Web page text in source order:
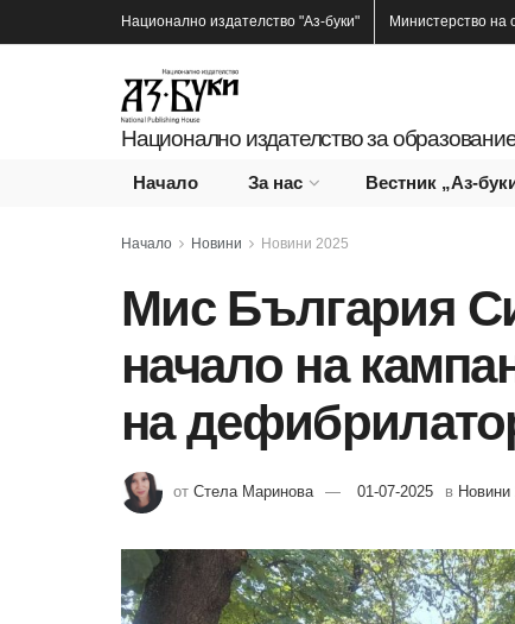
Национално издателство "Аз-буки" Министерство на
Национално издателство за
Начало За нас Вестник „Аз-
Начало Новини Новини 2025
Мис България
начало на
на
от Стела Маринова 01-07-2025 в Новини